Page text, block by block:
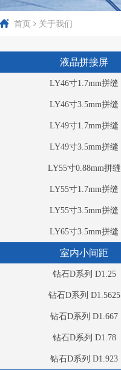
首页 关于我们
液晶拼接屏
LY46寸1.7mm拼缝
LY46寸3.5mm拼缝
LY49寸1.7mm拼缝
LY49寸3.5mm拼缝
LY55寸0.88mm拼缝
LY55寸1.7mm拼缝
LY55寸3.5mm拼缝
LY65寸3.5mm拼缝
室内小间距
钻石D系列 D1.25
钻石D系列 D1.5625
钻石D系列 D1.667
钻石D系列 D1.78
钻石D系列 D1.923